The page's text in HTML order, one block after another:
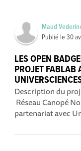
Maud
Publié le 30
LES OPEN
PROJET FABLAB
Description du
Réseau Canopé
partenariat avec